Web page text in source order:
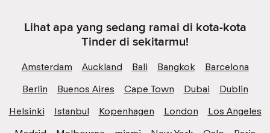
Lihat apa yang sedang ramai di kota-kota
Tinder di sekitarmu!
Amsterdam Auckland Bali Bangkok
Barcelona
Berlin
Buenos Aires Cape Town Dubai
Dublin
Helsinki
Istanbul Kopenhagen London
Los Angeles